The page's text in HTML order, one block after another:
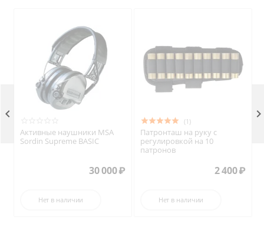
Активные наушники MSA
Sordin Supreme BASIC
30 000₽
Нет в наличии
(1)
Патронташ на руку с
регулировкой на 10
патронов
2 400₽
Нет в наличии
